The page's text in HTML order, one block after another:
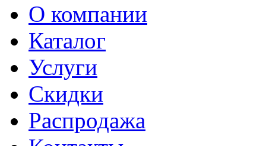
О компании
Каталог
Услуги
Скидки
Распродажа